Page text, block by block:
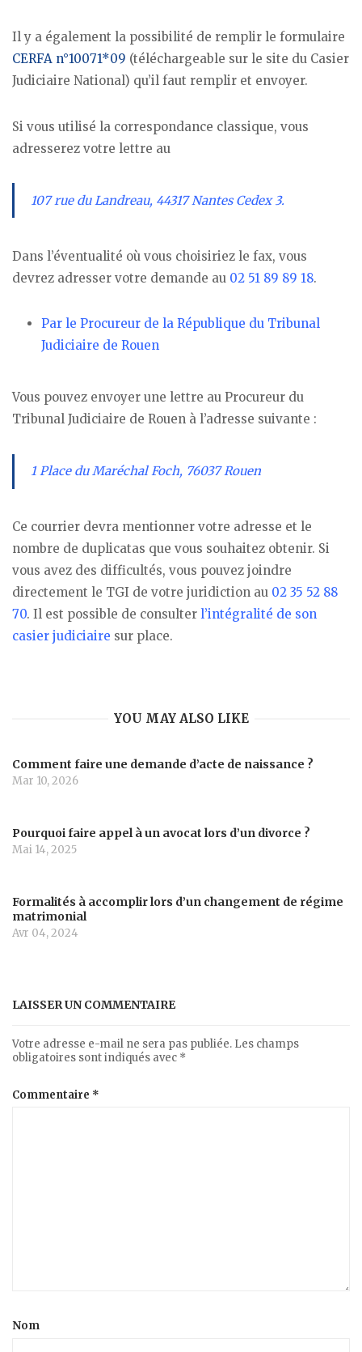
Il y a également la possibilité de remplir le formulaire
CERFA n°10071*09 (téléchargeable sur le site du Casier
Judiciaire National) qu’il faut remplir et envoyer.
Si vous utilisé la correspondance classique, vous
adresserez votre lettre au
107 rue du Landreau, 44317 Nantes Cedex 3.
Dans l’éventualité où vous choisiriez le fax, vous
devrez adresser votre demande au 02 51 89 89 18.
Par le Procureur de la République du Tribunal
Judiciaire de Rouen
Vous pouvez envoyer une lettre au Procureur du
Tribunal Judiciaire de Rouen à l’adresse suivante :
1 Place du Maréchal Foch, 76037 Rouen
Ce courrier devra mentionner votre adresse et le
nombre de duplicatas que vous souhaitez obtenir. Si
vous avez des difficultés, vous pouvez joindre
directement le TGI de votre juridiction au 02 35 52 88
70. Il est possible de consulter l’intégralité de son
casier judiciaire sur place.
YOU MAY ALSO LIKE
Comment faire une demande d’acte de naissance ?
Mar 10, 2026
Pourquoi faire appel à un avocat lors d’un divorce ?
Mai 14, 2025
Formalités à accomplir lors d’un changement de régime
matrimonial
Avr 04, 2024
LAISSER UN COMMENTAIRE
Votre adresse e-mail ne sera pas publiée. Les champs
obligatoires sont indiqués avec *
Commentaire *
Nom